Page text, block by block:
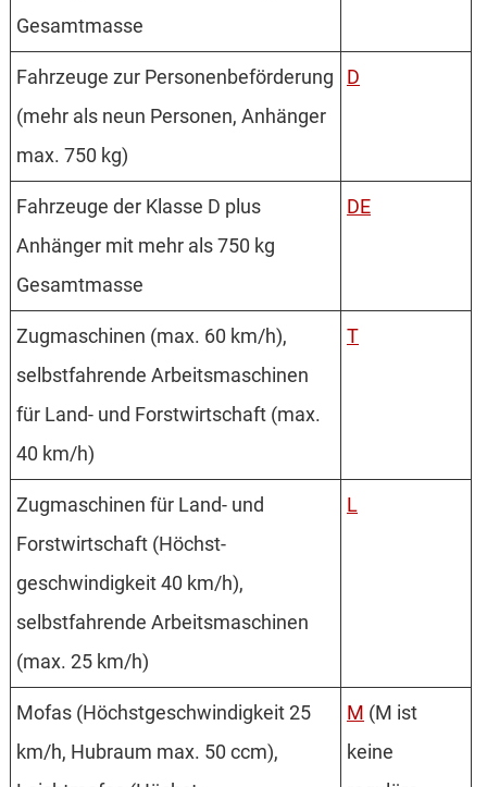
Gesamtmasse
Fahrzeuge zur Personen­beförderung
(mehr als neun Personen, Anhänger
max. 750 kg)
D
Fahrzeuge der Klasse D plus
Anhänger mit mehr als 750 kg
Gesamtmasse
DE
Zugmaschinen (max. 60 km/h),
selbstfahrende Arbeits­maschinen
für Land- und Forstwirtschaft (max.
40 km/h)
T
Zugmaschinen für Land- und
Forstwirtschaft (Höchst­
geschwindigkeit 40 km/h),
selbstfahrende Arbeits­maschinen
(max. 25 km/h)
L
Mofas (Höchst­geschwindigkeit 25
km/h, Hubraum max. 50 ccm),
M (M ist
keine